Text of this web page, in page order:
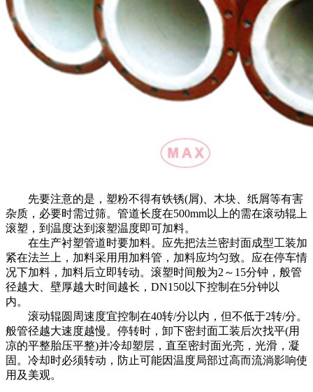
先要注意的是，塑粉不得有铁锈(屑)、木块、纸屑等有害
杂质，必要时需过筛。管道长度在500mm以上的需在滚动辊上
滚塑，到温度达到滚塑温度即可加料。
在生产衬塑管道时要加料。应先把法兰密封面成型工装加
紧在法兰上，加料采用用加料管，加料应均匀致。应在停车情
况下加料，加料后立即转动。滚塑时间般为2～15分钟，般管
径越大、壁厚越大时间越长，DN150以下控制在5分钟以
内。
滚动辊圆周速度宜控制在40转/分以内，但不低于2转/分。
般管径越大速度越慢。停转时，卸下密封面工装后次找平(用
凉的平整胎压平整)并冷却塑层，直至密封面光亮，光滑，凝
固。冷却时必须转动，防止可能因温度局部过高而流淌影响使
用及美观。